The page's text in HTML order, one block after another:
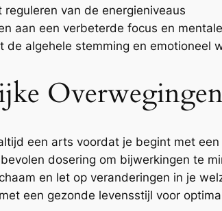
reguleren van de energieniveaus
aan een verbeterde focus en
de algehele stemming en emotioneel
een arts voordat je begint met
dosering om bijwerkingen te
en let op veranderingen in je
een gezonde levensstijl voor